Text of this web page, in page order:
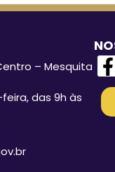
– Mesquita
das 9h às